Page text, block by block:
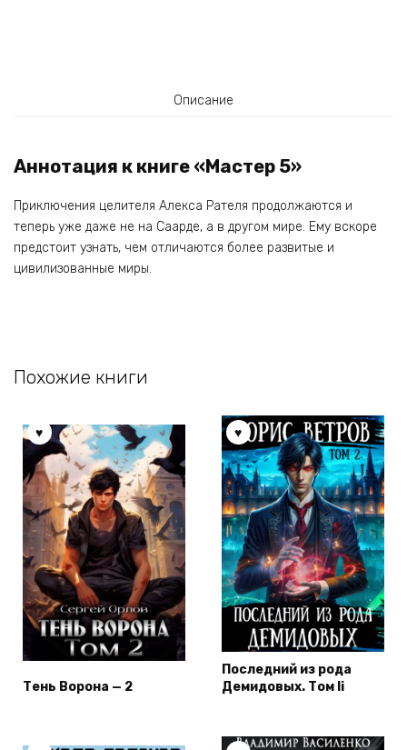
Описание
Аннотация к книге «Мастер 5»
Приключения целителя Алекса Рателя продолжаются и
теперь уже даже не на Саарде, а в другом мире. Ему вскоре
предстоит узнать, чем отличаются более развитые и
цивилизованные миры.
Похожие книги
Тень Ворона — 2
Последний из рода
Демидовых. Том Ii